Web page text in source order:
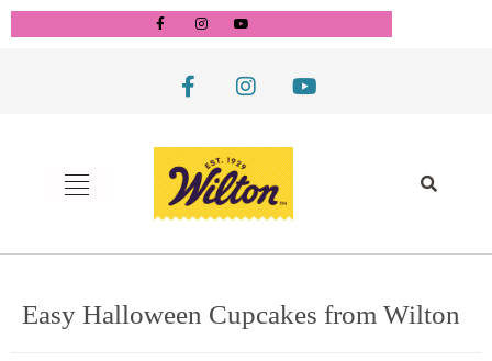
Easy Halloween Cupcakes from Wilton